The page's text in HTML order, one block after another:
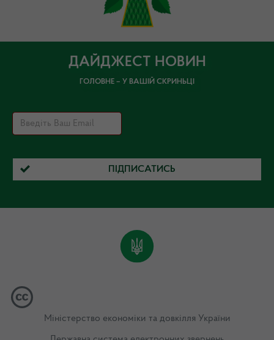
ДАЙДЖЕСТ НОВИН
ГОЛОВНЕ – У ВАШІЙ СКРИНЬЦІ
ПІДПИСАТИСЬ
Міністерство економіки та довкілля України